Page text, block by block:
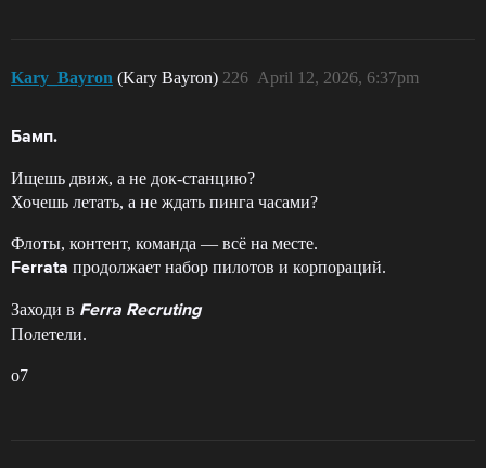
Kary_Bayron (Kary Bayron) April 12, 2026, 6:37pm
226
Бамп.
Ищешь движ, а не док-станцию?
Хочешь летать, а не ждать пинга часами?
Флоты, контент, команда — всё на месте.
Ferrata продолжает набор пилотов и корпораций.
Заходи в Ferra Recruting
Полетели.
o7